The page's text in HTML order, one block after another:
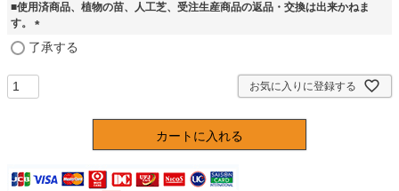
)
■使用済商品、植物の苗、人工芝、受注生産商品の返品・交換は出来かねま
す。
(
須
了承する
お気に入りに登録する
カートに入れる